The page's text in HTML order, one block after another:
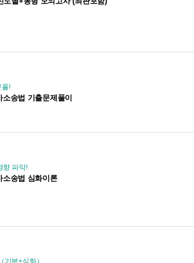
풀!
송법 기출문제풀이
향 파악!
소송법 심화이론
본+심화）